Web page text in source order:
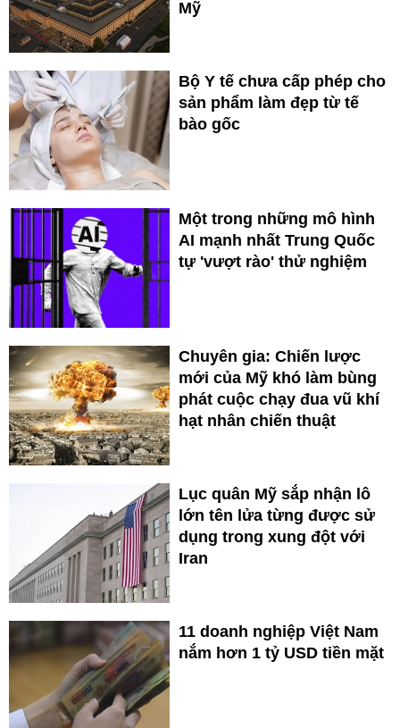
Mỹ
Bộ Y tế chưa cấp phép cho
sản phẩm làm đẹp từ tế
bào gốc
Một trong những mô hình
AI mạnh nhất Trung Quốc
tự 'vượt rào' thử nghiệm
Chuyên gia: Chiến lược
mới của Mỹ khó làm bùng
phát cuộc chạy đua vũ khí
hạt nhân chiến thuật
Lục quân Mỹ sắp nhận lô
lớn tên lửa từng được sử
dụng trong xung đột với
Iran
11 doanh nghiệp Việt Nam
nắm hơn 1 tỷ USD tiền mặt